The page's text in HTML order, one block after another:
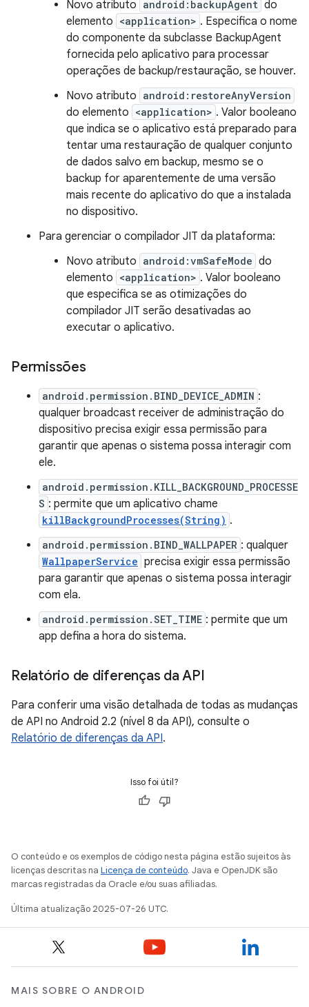
Novo atributo android:backupAgent do
elemento <application> . Especifica o nome
do componente da subclasse BackupAgent
fornecida pelo aplicativo para processar
operações de backup/restauração, se houver.
Novo atributo android:restoreAnyVersion
do elemento <application> . Valor booleano
que indica se o aplicativo está preparado para
tentar uma restauração de qualquer conjunto
de dados salvo em backup, mesmo se o
backup for aparentemente de uma versão
mais recente do aplicativo do que a instalada
no dispositivo.
Para gerenciar o compilador JIT da plataforma:
Novo atributo android:vmSafeMode do
elemento <application> . Valor booleano
que especifica se as otimizações do
compilador JIT serão desativadas ao
executar o aplicativo.
Permissões
android.permission.BIND_DEVICE_ADMIN :
qualquer broadcast receiver de administração do
dispositivo precisa exigir essa permissão para
garantir que apenas o sistema possa interagir com
ele.
android.permission.KILL_BACKGROUND_PROCESSE
S : permite que um aplicativo chame
killBackgroundProcesses(String) .
android.permission.BIND_WALLPAPER : qualquer
WallpaperService precisa exigir essa permissão
para garantir que apenas o sistema possa interagir
com ela.
android.permission.SET_TIME : permite que um
app defina a hora do sistema.
Relatório de diferenças da API
Para conferir uma visão detalhada de todas as mudanças
de API no Android 2.2 (nível 8 da API), consulte o
Relatório de diferenças da API.
Isso foi útil?
O conteúdo e os exemplos de código nesta página estão sujeitos às
licenças descritas na Licença de conteúdo. Java e OpenJDK são
marcas registradas da Oracle e/ou suas afiliadas.
Última atualização 2025-07-26 UTC.
MAIS SOBRE O ANDROID